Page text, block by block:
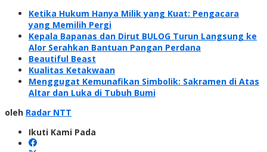
Ketika Hukum Hanya Milik yang Kuat: Pengacara
yang Memilih Pergi
Kepala Bapanas dan Dirut BULOG Turun Langsung ke
Alor Serahkan Bantuan Pangan Perdana
Beautiful Beast
Kualitas Ketakwaan
Menggugat Kemunafikan Simbolik: Sakramen di Atas
Altar dan Luka di Tubuh Bumi
oleh Radar NTT
Ikuti Kami Pada